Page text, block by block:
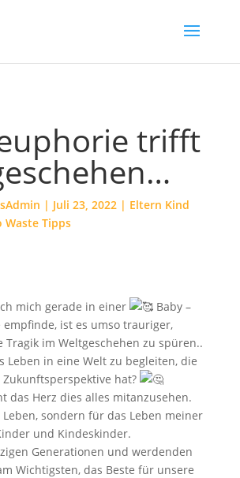
trifft
| Juli 23, 2022| Eltern Kind
Waste Tipps
mich gerade in einer
Baby –
empfinde, ist es umso trauriger,
Tragik im Weltgeschehen zu spüren..
Leben in eine Welt zu begleiten, die
Zukunftsperspektive hat?
das Herz dies alles mitanzusehen.
sondern für das Leben meiner
und Kindeskinder.
Generationen und werdenden
Wichtigsten, das Beste für unsere